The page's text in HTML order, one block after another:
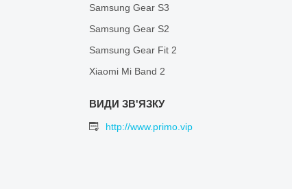
Samsung Gear S3
Samsung Gear S2
Samsung Gear Fit 2
Xiaomi Mi Band 2
http://www.primo.vip